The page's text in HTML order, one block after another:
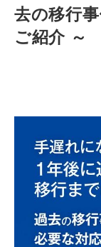
去の移行
ご紹介 ～